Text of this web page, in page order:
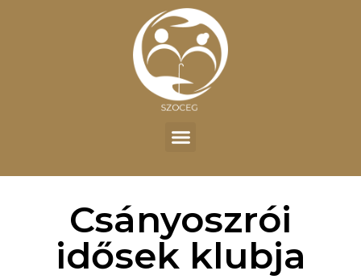
Csányoszrói
idősek klubja